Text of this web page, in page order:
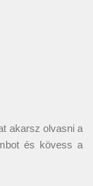
akarsz olvasni a
és kövess a